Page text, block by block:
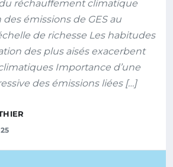
réchauffement climatique
émissions de GES au
de richesse Les habitudes
des plus aisés exacerbent
Importance d’une
des émissions liées […]